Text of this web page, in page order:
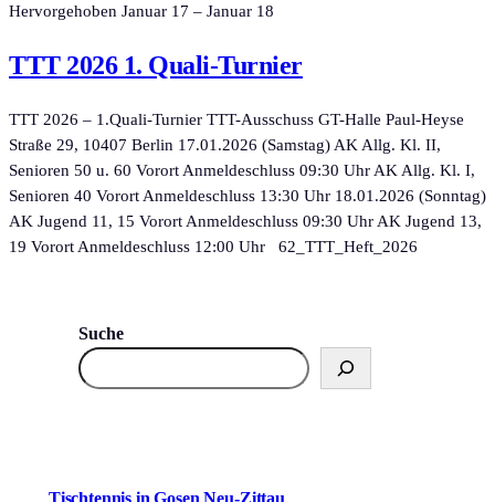
Hervorgehoben Januar 17 – Januar 18
TTT 2026 1. Quali-Turnier
TTT 2026 – 1.Quali-Turnier TTT-Ausschuss GT-Halle Paul-Heyse
Straße 29, 10407 Berlin 17.01.2026 (Samstag) AK Allg. Kl. II,
Senioren 50 u. 60 Vorort Anmeldeschluss 09:30 Uhr AK Allg. Kl. I,
Senioren 40 Vorort Anmeldeschluss 13:30 Uhr 18.01.2026 (Sonntag)
AK Jugend 11, 15 Vorort Anmeldeschluss 09:30 Uhr AK Jugend 13,
19 Vorort Anmeldeschluss 12:00 Uhr 62_TTT_Heft_2026
Suche
Tischtennis in Gosen Neu-Zittau